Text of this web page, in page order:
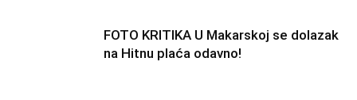
FOTO KRITIKA U Makarskoj se dolazak
na Hitnu plaća odavno!